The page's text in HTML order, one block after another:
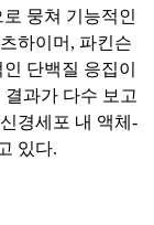
뭉쳐 기능적인
하이머, 파킨슨
단백질 응집이
과가 다수 보고
경세포 내 액체-
있다.